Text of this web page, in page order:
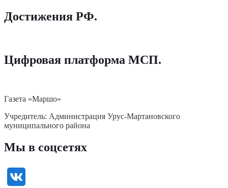
Достижения РФ.
Цифровая платформа МСП.
Газета «Маршо»
Учредитель: Администрация Урус-Мартановского
муниципального района
Мы в соцсетях